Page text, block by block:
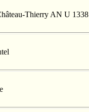
Thierry AN U 1338